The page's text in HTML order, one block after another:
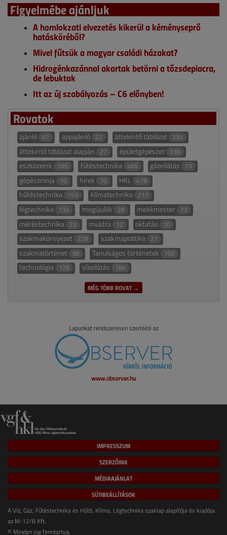
Figyelmébe ajánljuk
A homlokzati elvezetés kikerül a kéményseprő
hatásköréből?
Mivel fűtsük a magyar családi házakat?
Hidrogénkazánnal akartak betörni a tőzsdepiacra,
de lebuktak
Itt az új szabályozás – C6 előnyben!
Rovatok
ajánló 67 appajánló 22 áttekintő táblázat 235
áttekintő táblázat alapján 27 épületgépészet 336
eszközeink 105 fűtéstechnika 466 gázellátás 73
gépészninja 10 hírek 70 HKL 478
hűtéstechnika 153 klímatechnika 217
légtechnika 134 megújulók 28 mekkmester 73
méréstechnika 23 mustra 12 oktatás 10
szakmakörnyezet 229 szakmapolitika 27
szakmatörténet 98 Tanulságos történetek 100
technológia 128 vízellátás 184
MÉG TÖBB ROVAT →
Lapunkat rendszeresen szemlézi az
www.observer.hu
IMPRESSZUM
SZERZŐINK
MÉDIAAJÁNLAT
SÜTIBEÁLLÍTÁSOK
A Víz, Gáz, Fűtéstechnika és Hűtő, Klíma, Légtechnika szaklap alapítója és kiadója
az M-12/B Kft.
© Minden jog fenntartva.